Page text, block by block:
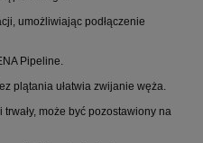
umożliwiając podłączenie
Pipeline.
plątania ułatwia zwijanie węża.
może być pozostawiony na